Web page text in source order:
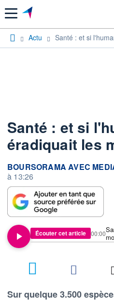
Menu
Actu Santé : et si
Santé : et si
éradiquait les
information fournie par
BOURSORAMA AVEC
à 13:26
Écouter cet article 00:00
Sur quelque 3.500